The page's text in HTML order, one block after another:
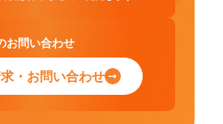
お問い合わせ
・お問い合わせ